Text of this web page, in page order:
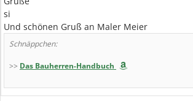
si
Und schönen Gruß an Maler Meier
Schnäppchen:
>> Das Bauherren-Handbuch